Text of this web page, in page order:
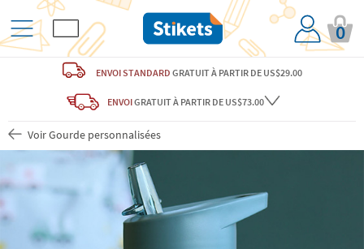
0
ENVOI STANDARD GRATUITÀ PARTIR DE US$29.00
ENVOIGRATUITÀ PARTIR DE US$73.00
Voir Gourde personnalisées